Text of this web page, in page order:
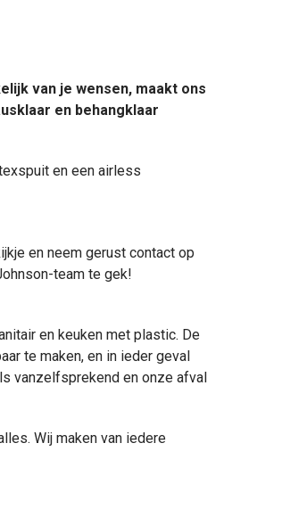
van je wensen, maakt ons
en behangklaar
en een airless
en neem gerust contact op
team te gek!
en keuken met plastic. De
te maken, en in ieder geval
vanzelfsprekend en onze afval
Wij maken van iedere